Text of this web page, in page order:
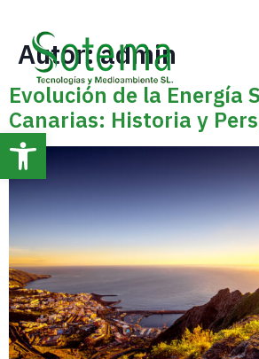
Abrir barra de herramientas
Autor:admin
Evolución de la Energía
Canarias: Historia y